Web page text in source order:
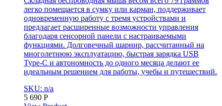
легко помещается в сумку или карман, поддерживает
одновременную работу с тремя устройствами и
предлагает расширенные возможности управления
благодаря сенсорной панели с настраиваемыми
функциями. Долговечный шарнир, рассчитанный на
многолетнюю эксплуатацию, быстрая зарядка USB
Type-C и автономность до одного месяца делают ее
идеальным решением для работы, учебы и путешествий.
SKU: n/a
5 690 Р